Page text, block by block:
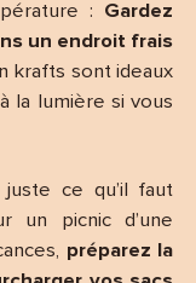
: Gardez
un endroit frais
krafts sont ideaux
la lumière si vous
ce qu’il faut
un picnic d’une
préparez la